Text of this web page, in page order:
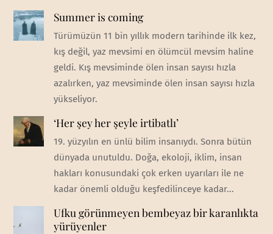
Summer is coming
Türümüzün 11 bin yıllık modern tarihinde ilk kez,
kış değil, yaz mevsimi en ölümcül mevsim haline
geldi. Kış mevsiminde ölen insan sayısı hızla
azalırken, yaz mevsiminde ölen insan sayısı hızla
yükseliyor.
‘Her şey her şeyle irtibatlı’
19. yüzyılın en ünlü bilim insanıydı. Sonra bütün
dünyada unutuldu. Doğa, ekoloji, iklim, insan
hakları konusundaki çok erken uyarıları ile ne
kadar önemli olduğu keşfedilinceye kadar...
Ufku görünmeyen bembeyaz bir karanlıkta
yürüyenler